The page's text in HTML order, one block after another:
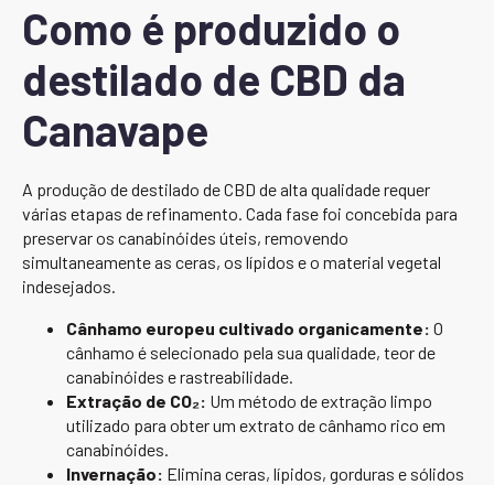
Como é produzido o
destilado de CBD da
Canavape
A produção de destilado de CBD de alta qualidade requer
várias etapas de refinamento. Cada fase foi concebida para
preservar os canabinóides úteis, removendo
simultaneamente as ceras, os lípidos e o material vegetal
indesejados.
Cânhamo europeu cultivado organicamente: O
cânhamo é selecionado pela sua qualidade, teor de
canabinóides e rastreabilidade.
Extração de CO₂: Um método de extração limpo
utilizado para obter um extrato de cânhamo rico em
canabinóides.
Invernação: Elimina ceras, lípidos, gorduras e sólidos